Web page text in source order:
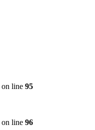
on line 95
on line 96